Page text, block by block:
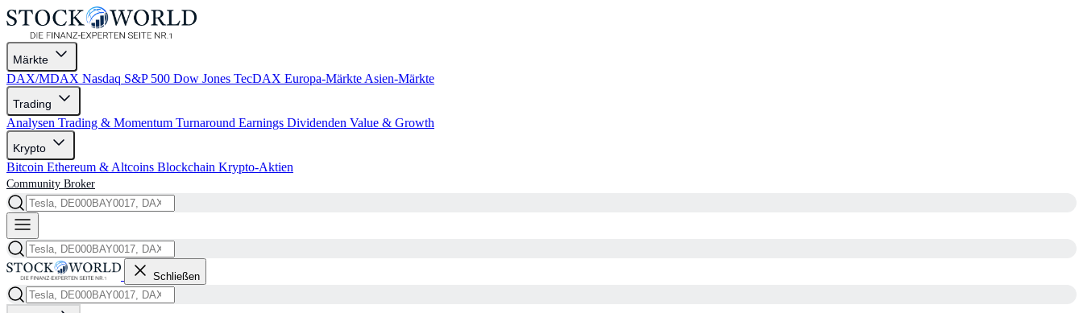
Märkte
DAX/MDAX Nasdaq S&P 500 Dow Jones TecDAX Europa-Märkte Asien-Märkte
Trading
Analysen Trading & Momentum Turnaround Earnings Dividenden Value & Growth
Krypto
Bitcoin Ethereum & Altcoins Blockchain Krypto-Aktien
Community Broker
Schließen